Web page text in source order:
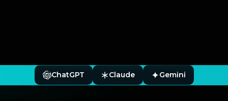
ChatGPT Claude Gemini